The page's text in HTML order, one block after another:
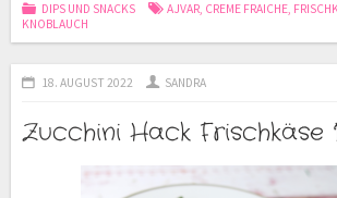
DIPS UND SNACKS AJVAR, CREME FRAICHE,
KNOBLAUCH
18. AUGUST 2022 SANDRA
Zucchini Hack Frischkäse